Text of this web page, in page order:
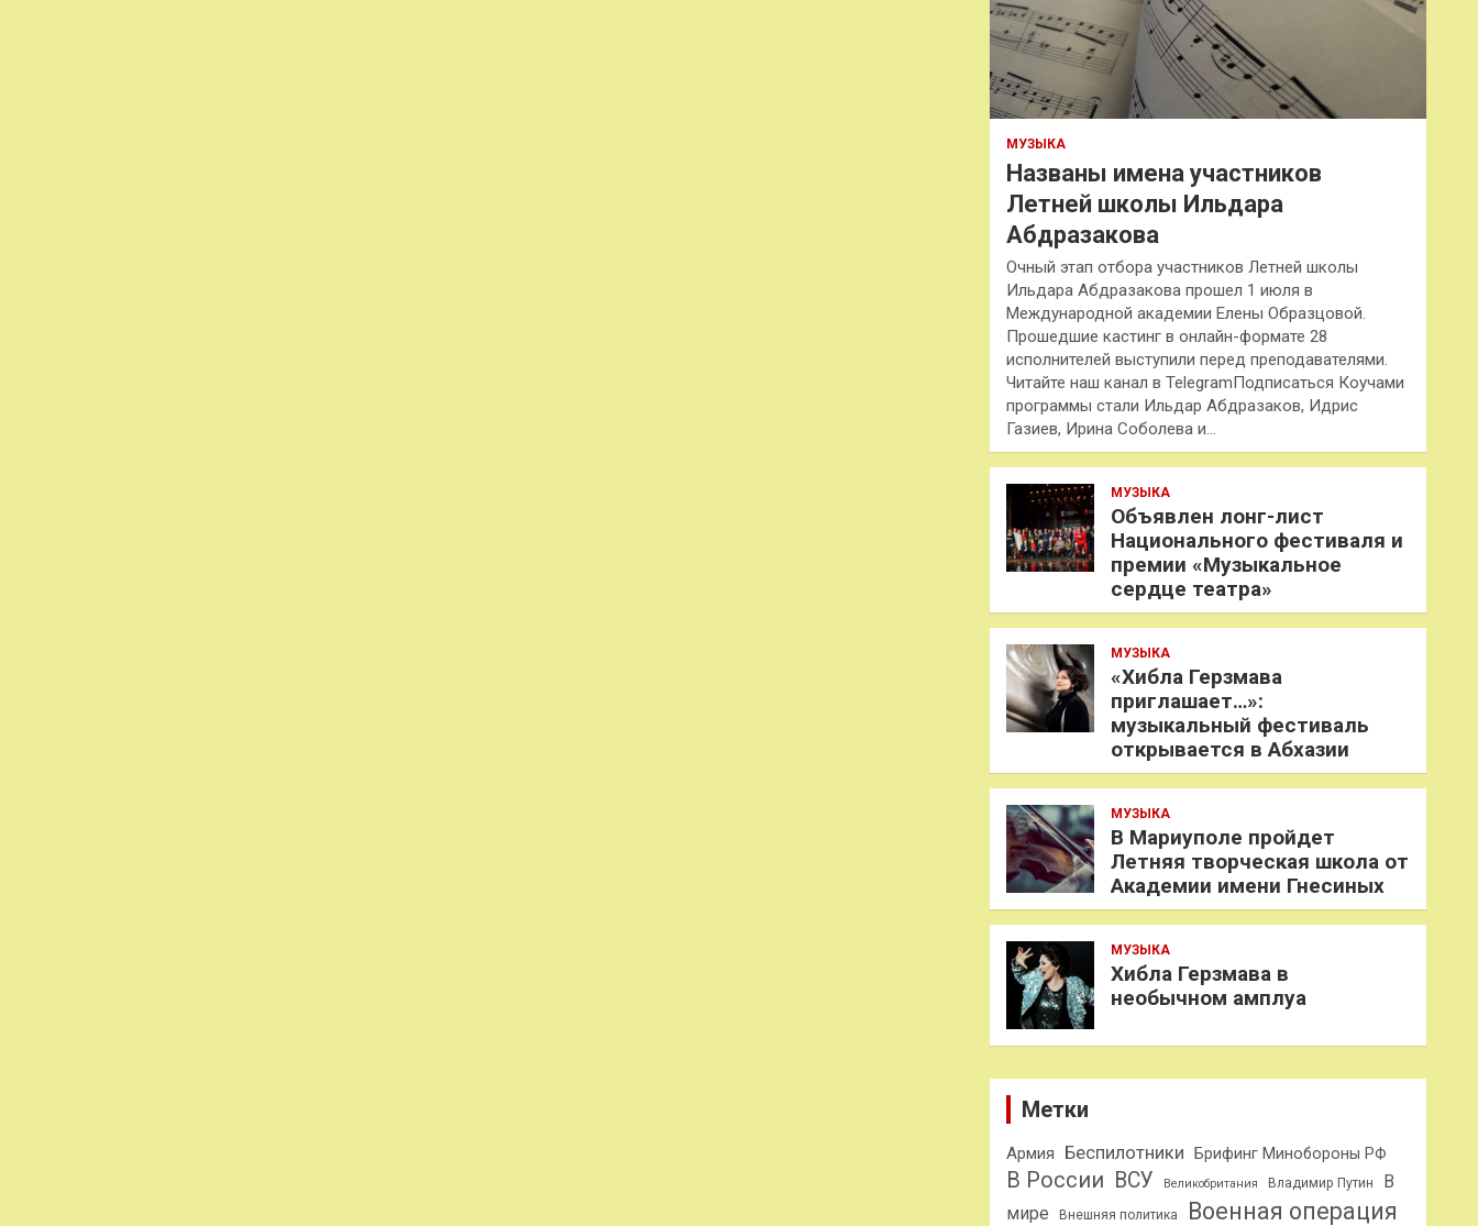
МУЗЫКА
Названы имена участников
Летней школы Ильдара
Абдразакова
Очный этап отбора участников Летней школы
Ильдара Абдразакова прошел 1 июля в
Международной академии Елены Образцовой.
Прошедшие кастинг в онлайн-формате 28
исполнителей выступили перед преподавателями.
Читайте наш канал в TelegramПодписаться Коучами
программы стали Ильдар Абдразаков, Идрис
Газиев, Ирина Соболева и…
МУЗЫКА
Объявлен лонг-лист
Национального фестиваля и
премии «Музыкальное
сердце театра»
МУЗЫКА
«Хибла Герзмава
приглашает…»:
музыкальный фестиваль
открывается в Абхазии
МУЗЫКА
В Мариуполе пройдет
Летняя творческая школа от
Академии имени Гнесиных
МУЗЫКА
Хибла Герзмава в
необычном амплуа
Метки
Армия Беспилотники Брифинг Минобороны РФ
В России ВСУ Великобритания Владимир Путин
В
мире
Внешняя политика
Военная операция